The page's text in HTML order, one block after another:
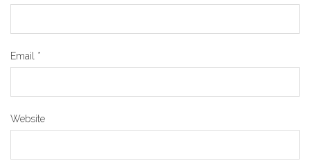
Email *
Website